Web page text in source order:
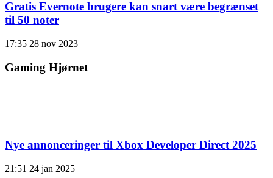
Gratis Evernote brugere kan snart være begrænset
til 50 noter
17:35 28 nov 2023
Gaming Hjørnet
Nye annonceringer til Xbox Developer Direct 2025
21:51 24 jan 2025